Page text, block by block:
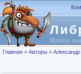
Перейти к основному
Много
Вы здесь
Главная » Авторы »